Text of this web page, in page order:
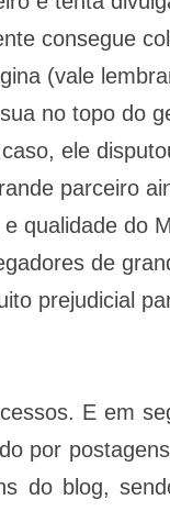
consegue
(vale
no topo do
ele
parceiro
qualidade do
de
prejudicial
E em
por
do blog,